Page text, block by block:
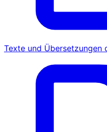
Texte und Übersetzungen